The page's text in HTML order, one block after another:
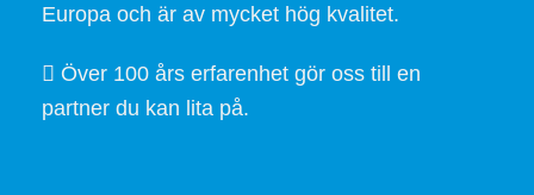
Europa och är av mycket hög kvalitet.
Över 100 års erfarenhet gör oss till en
partner du kan lita på.